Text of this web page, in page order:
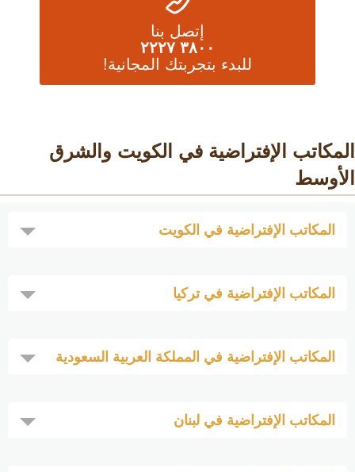
إتصل بنا
٣٨٠٠ ٢٢٢٧
للبدء بتجربتك المجانية!
المكاتب الإفتراضية في الكويت والشرق
الأوسط
المكاتب الإفتراضية في الكويت
المكاتب الإفتراضية في تركيا
المكاتب الإفتراضية في المملكة العربية السعودية
المكاتب الإفتراضية في لبنان